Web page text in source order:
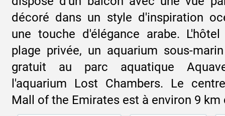
décoré dans un style d'inspiration
une touche d'élégance arabe.
plage privée, un aquarium sous-
gratuit au parc aquatique
l'aquarium Lost Chambers. Le
Mall of the Emirates est à environ 9 km